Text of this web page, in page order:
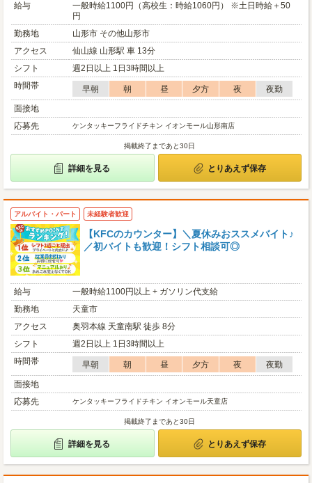
給与
一般時給1100円（高校生：時給1060円） ※土日時給＋50
円
勤務地
山形市 その他山形市
アクセス
仙山線 山形駅 車 13分
シフト
週2日以上 1日3時間以上
時間帯
早朝 朝 昼 夕方 夜
夜勤
面接地
応募先
ケンタッキーフライドチキン イオンモール山形南店
掲載終了まであと30日
詳細を見る とりあえず保存
アルバイト・パート 未経験者歓迎
【KFCのカウンター】＼夏休みおススメバイト♪
／初バイトも歓迎！シフト相談可◎
給与
一般時給1100円以上 + ガソリン代支給
勤務地
天童市
アクセス
奥羽本線 天童南駅 徒歩 8分
シフト
週2日以上 1日3時間以上
時間帯
早朝 朝 昼 夕方 夜
夜勤
面接地
応募先
ケンタッキーフライドチキン イオンモール天童店
掲載終了まであと30日
詳細を見る とりあえず保存